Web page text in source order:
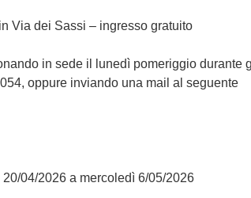
Via dei Sassi – ingresso gratuito
in sede il lunedì pomeriggio durante
oppure inviando una mail al seguente
04/2026 a mercoledì 6/05/2026